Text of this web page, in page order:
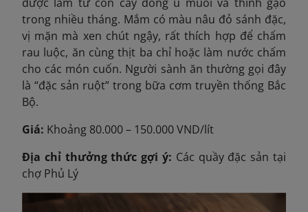
trong nhiều tháng. Mắm có màu nâu đỏ sánh đặc,
vị mặn mà xen chút ngậy, rất thích hợp để chấm
rau luộc, ăn cùng thịt ba chỉ hoặc làm nước chấm
cho các món cuốn. Người sành ăn thường gọi đây
là “đặc sản ruột” trong bữa cơm truyền thống Bắc
Bộ.
Giá: Khoảng 80.000 – 150.000 VND/lít
Địa chỉ thưởng thức gợi ý: Các quầy đặc sản tại
chợ Phủ Lý